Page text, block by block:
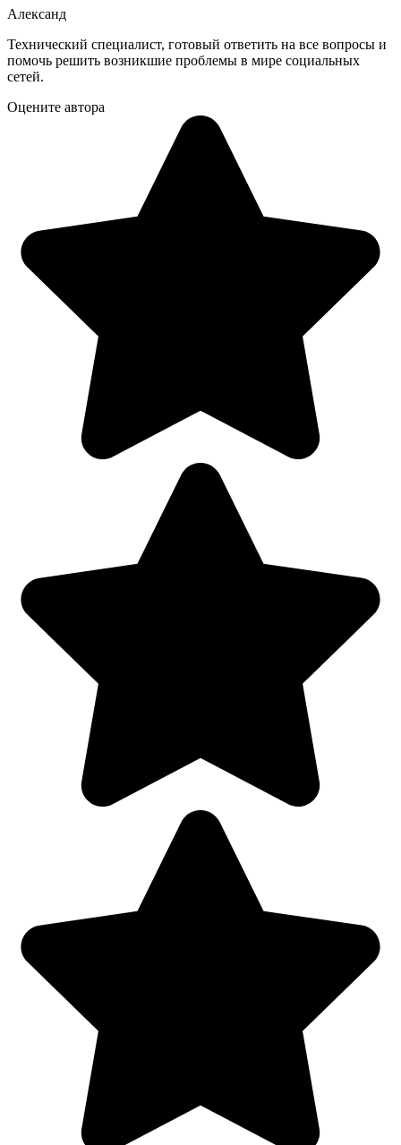
Александ
Технический специалист, готовый ответить на все вопросы и
помочь решить возникшие проблемы в мире социальных
сетей.
Оцените автора